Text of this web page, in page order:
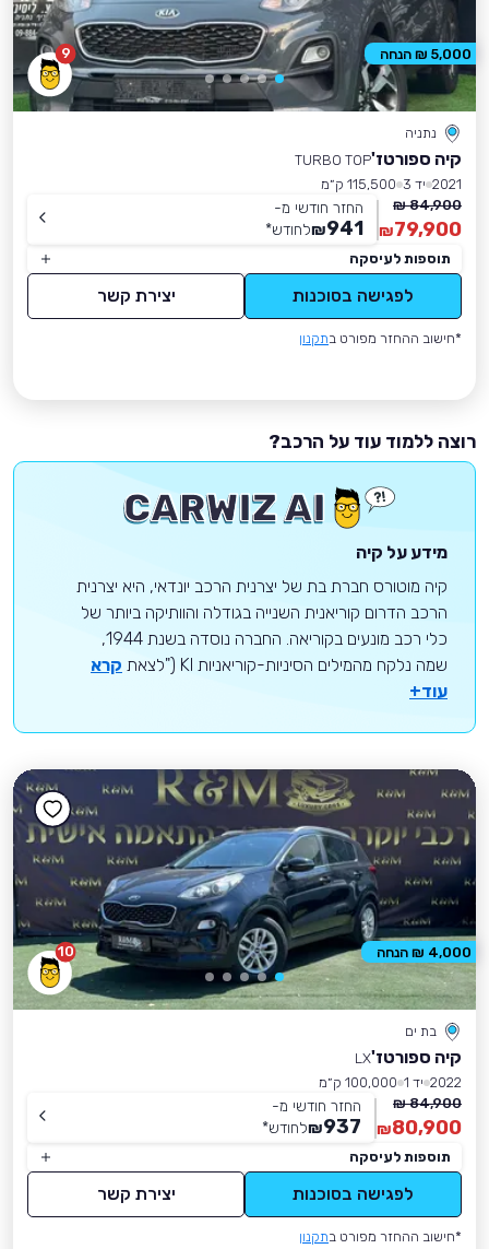
9
נתניה
קיה ספורטז'TURBO TOP
2021 יד 3
115,500 ק״מ
84,900 ₪
79,900
₪
החזר חודשי מ-
941
₪לחודש*
תוספות לעיסקה
לפגישה בסוכנות יצירת קשר
*חישוב ההחזר מפורט בתקנון
5,000 ₪ הנחה
רוצה ללמוד עוד על הרכב?
מידע על קיה
קיה מוטורס חברת בת של יצרנית הרכב יונדאי, היא יצרנית
הרכב הדרום קוריאנית השנייה בגודלה והוותיקה ביותר של
כלי רכב מונעים בקוריאה. החברה נוסדה בשנת 1944,
שמה נלקח מהמילים הסיניות-קוריאניות KI ("לצאת
קרא
עוד+
10
בת ים
קיה ספורטז'LX
2022 יד 1
100,000 ק״מ
84,900 ₪
80,900
₪
החזר חודשי מ-
937
₪לחודש*
תוספות לעיסקה
לפגישה בסוכנות יצירת קשר
*חישוב ההחזר מפורט בתקנון
4,000 ₪ הנחה